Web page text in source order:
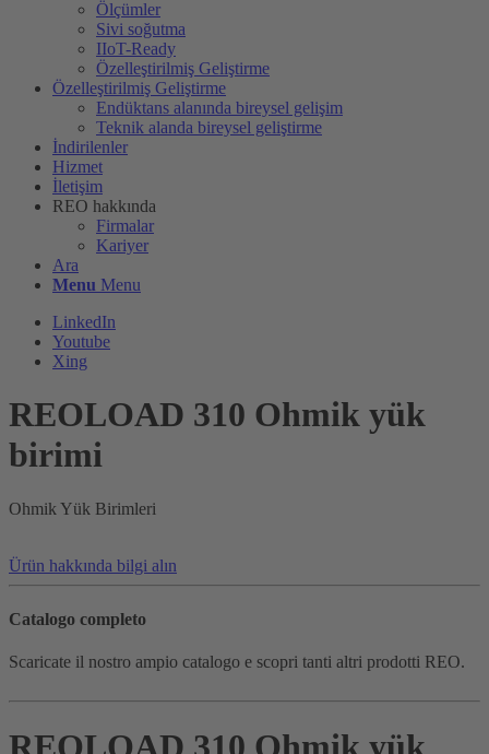
Ölçümler
Sivi soğutma
IIoT-Ready
Özelleştirilmiş Geliştirme
Özelleştirilmiş Geliştirme
Endüktans alanında bireysel gelişim
Teknik alanda bireysel geliştirme
İndirilenler
Hizmet
İletişim
REO hakkında
Firmalar
Kariyer
Ara
Menu Menu
LinkedIn
Youtube
Xing
REOLOAD 310 Ohmik yük
birimi
Ohmik Yük Birimleri
Ürün hakkında bilgi alın
Catalogo completo
Scaricate il nostro ampio catalogo e scopri tanti altri prodotti REO.